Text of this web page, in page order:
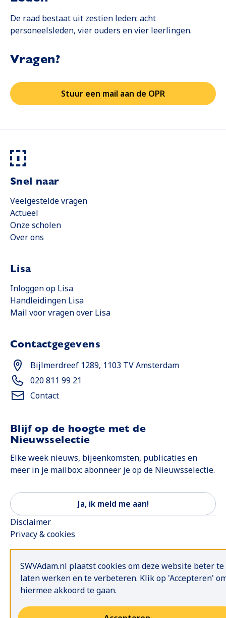
De raad bestaat uit zestien leden: acht
personeelsleden, vier ouders en vier leerlingen.
Vragen?
Stuur een mail aan de OPR
Opent in een nieuwe tab
Snel naar
Veelgestelde vragen
Actueel
Onze scholen
Over ons
Lisa
Inloggen op Lisa
Opent in een nieuwe tab
Handleidingen Lisa
Mail voor vragen over Lisa
Opent in een nieuwe tab
Contactgegevens
Bijlmerdreef 1289, 1103 TV Amsterdam
Opent in een nieuwe tab
020 811 99 21
Opent in een nieuwe tab
Contact
Blijf op de hoogte met de
Nieuwsselectie
Elke week nieuws, bijeenkomsten, publicaties en
meer in je mailbox: abonneer je op de Nieuwsselectie.
Ja, ik meld me aan!
Disclaimer
Privacy & cookies
SWVAdam.nl plaatst cookies om deze website beter te
laten werken en te verbeteren. Klik op 'Accepteren'
hiermee akkoord te gaan.